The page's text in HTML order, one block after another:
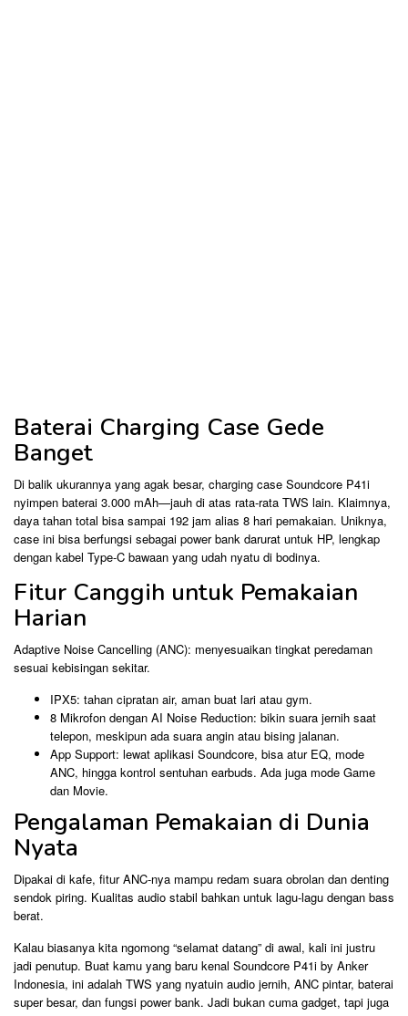
Baterai Charging Case Gede
Banget
Di balik ukurannya yang agak besar, charging case Soundcore P41i
nyimpen baterai 3.000 mAh—jauh di atas rata-rata TWS lain. Klaimnya,
daya tahan total bisa sampai 192 jam alias 8 hari pemakaian. Uniknya,
case ini bisa berfungsi sebagai power bank darurat untuk HP, lengkap
dengan kabel Type-C bawaan yang udah nyatu di bodinya.
Fitur Canggih untuk Pemakaian
Harian
Adaptive Noise Cancelling (ANC): menyesuaikan tingkat peredaman
sesuai kebisingan sekitar.
IPX5: tahan cipratan air, aman buat lari atau gym.
8 Mikrofon dengan AI Noise Reduction: bikin suara jernih saat
telepon, meskipun ada suara angin atau bising jalanan.
App Support: lewat aplikasi Soundcore, bisa atur EQ, mode
ANC, hingga kontrol sentuhan earbuds. Ada juga mode Game
dan Movie.
Pengalaman Pemakaian di Dunia
Nyata
Dipakai di kafe, fitur ANC-nya mampu redam suara obrolan dan denting
sendok piring. Kualitas audio stabil bahkan untuk lagu-lagu dengan bass
berat.
Kalau biasanya kita ngomong “selamat datang” di awal, kali ini justru
jadi penutup. Buat kamu yang baru kenal Soundcore P41i by Anker
Indonesia, ini adalah TWS yang nyatuin audio jernih, ANC pintar, baterai
super besar, dan fungsi power bank. Jadi bukan cuma gadget, tapi juga